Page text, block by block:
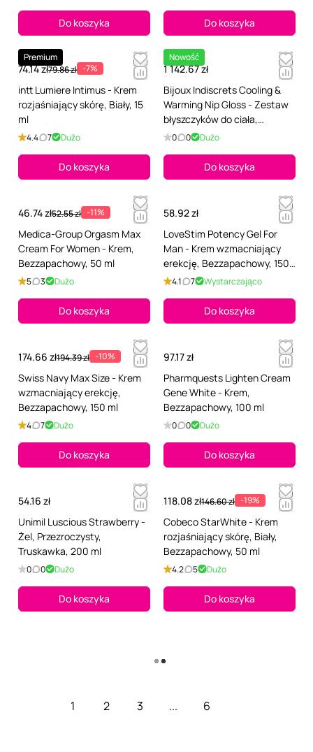
Do koszyka Do koszyka
Premium
74.14 zł79.86 zł -7%
intt Lumiere Intimus - Krem
rozjaśniający skórę, Biały, 15
ml
4.4 7 Dużo
Do koszyka
Nowość
1 142.67 zł
Bijoux Indiscrets Cooling &
Warming Nip Gloss - Zestaw
błyszczyków do ciała,
Bezzapachowy, 26 ml
0 0 Dużo
Do koszyka
46.74 zł52.55 zł -11%
Medica-Group Orgasm Max
Cream For Women - Krem,
Bezzapachowy, 50 ml
5 3 Dużo
Do koszyka
58.92 zł
LoveStim Potency Gel For
Man - Krem wzmacniający
erekcję, Bezzapachowy, 150
ml4.1 7 Wystarczająco
Do koszyka
174.66 zł194.39 zł -10%
Swiss Navy Max Size - Krem
wzmacniający erekcję,
Bezzapachowy, 150 ml
4 7 Dużo
Do koszyka
97.17 zł
Pharmquests Lighten Cream
Gene White - Krem,
Bezzapachowy, 100 ml
0 0 Dużo
Do koszyka
54.16 zł
Unimil Luscious Strawberry -
Żel, Przezroczysty,
Truskawka, 200 ml
0 0 Dużo
Do koszyka
118.08 zł146.60 zł -19%
Cobeco StarWhite - Krem
rozjaśniający skórę, Biały,
Bezzapachowy, 50 ml
4.2 5 Dużo
Do koszyka
Pokaż więcej
1 2 3 ... 6